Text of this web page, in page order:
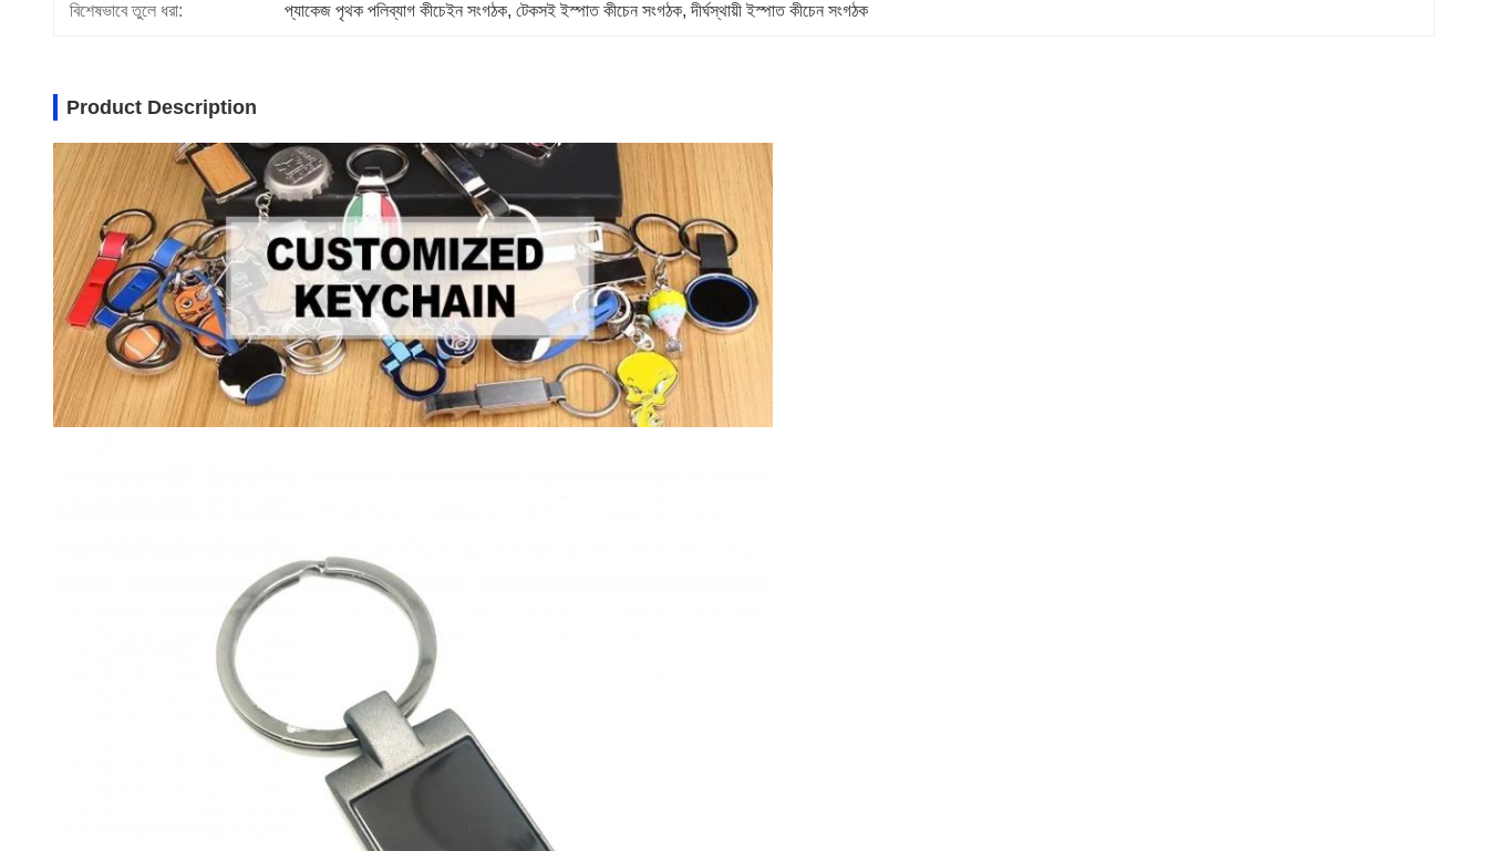
বিশেষভাবে তুলে ধরা: প্যাকেজ পৃথক পলিব্যাগ কীচেইন সংগঠক, টেকসই ইস্পাত কীচেন সংগঠক, দীর্ঘস্থায়ী ইস্পাত কীচেন সংগঠক
Product Description